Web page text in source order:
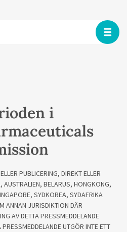
i
PUBLICERING, DIREKT ELLER
AUSTRALIEN, BELARUS, HONGKONG,
SYDKOREA, SYDAFRIKA
ANNAN JURISDIKTION DÄR
AV DETTA PRESSMEDDELANDE
UTGÖR INTE ETT